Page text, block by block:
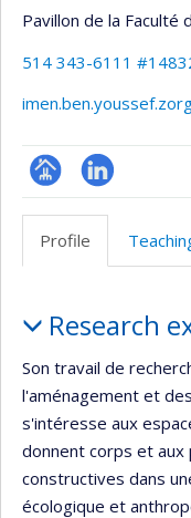
Pavillon de la Faculté
514 343-6111
Page
professionnelle
LinkedIn
Profile
Research
Son travail de
l'aménagement et
s'intéresse aux
donnent corps et
constructives dans
écologique et